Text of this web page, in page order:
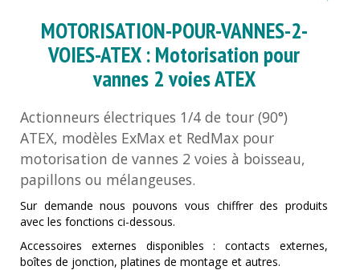
MOTORISATION-POUR-VANNES-2-
VOIES-ATEX : Motorisation pour
vannes 2 voies ATEX
Actionneurs électriques 1/4 de tour (90°)
ATEX, modèles ExMax et RedMax pour
motorisation de vannes 2 voies à boisseau,
papillons ou mélangeuses.
Sur demande nous pouvons vous chiffrer des produits
avec les fonctions ci-dessous.
Accessoires externes disponibles : contacts externes,
boîtes de jonction, platines de montage et autres.